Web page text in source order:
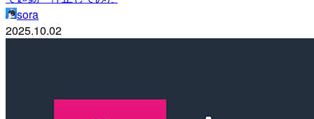
sora
2025.10.02